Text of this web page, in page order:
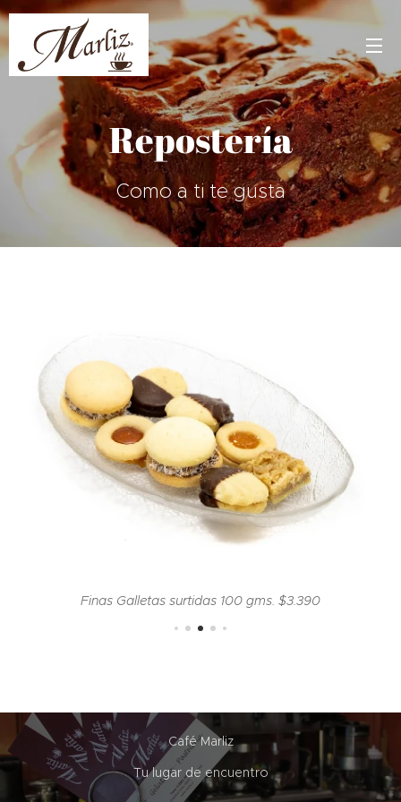
Repostería
Como a ti te gusta
Finas Galletas surtidas 100 gms. $3.390
Café Marliz
Tu lugar de encuentro